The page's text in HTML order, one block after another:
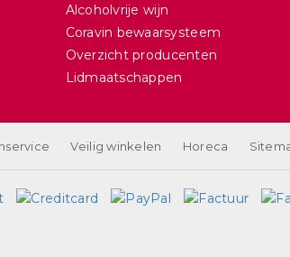
Alcoholvrije wijn
Coravin bewaarsysteem
Overzicht producenten
Lidmaatschappen
Veilig winkelen Horeca